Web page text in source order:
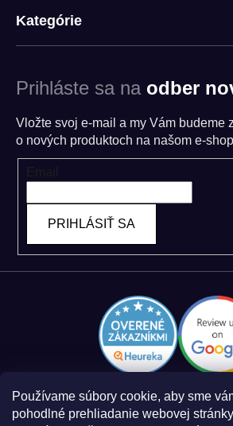
Používame súbory cookie, aby sme
pohodlné prehliadanie webovej
Kategórie
Prihláste sa na odber
Vložte svoj e-mail a my Vám budeme
o nových produktoch na našom e-
PRIHLÁSIŤ SA